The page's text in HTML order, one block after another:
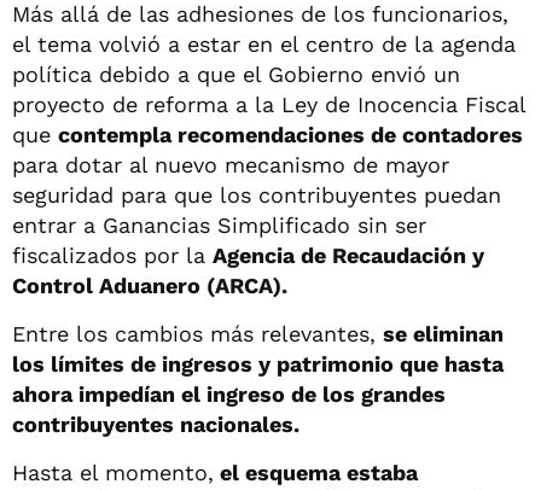
Más allá de las adhesiones de los funcionarios,
el tema volvió a estar en el centro de la agenda
política debido a que el Gobierno envió un
proyecto de reforma a la Ley de Inocencia Fiscal
que contempla recomendaciones de contadores
para dotar al nuevo mecanismo de mayor
seguridad para que los contribuyentes puedan
entrar a Ganancias Simplificado sin ser
fiscalizados por la Agencia de Recaudación y
Control Aduanero (ARCA).
Entre los cambios más relevantes, se eliminan
los límites de ingresos y patrimonio que hasta
ahora impedían el ingreso de los grandes
contribuyentes nacionales.
Hasta el momento, el esquema estaba